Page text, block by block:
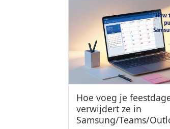
Hoe voeg je
verwijdert ze in
Samsung/Teams/